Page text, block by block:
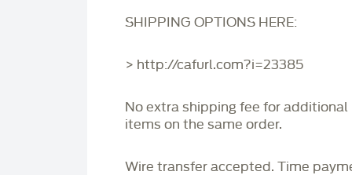
SHIPPING OPTIONS HERE:
> http://cafurl.com?i=23385
No extra shipping fee for additional
items on the same order.
Wire transfer accepted. Time